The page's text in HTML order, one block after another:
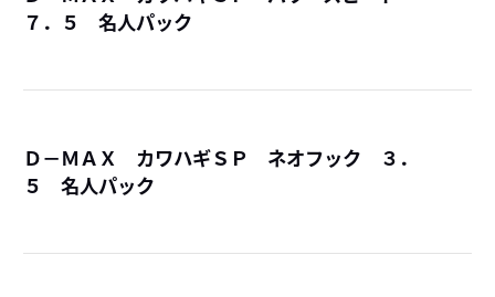
７．５ 名人パック
Ｄ－ＭＡＸ カワハギＳＰ ネオフック ３．
５ 名人パック